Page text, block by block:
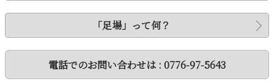
「足場」って何？
電話でのお問い合わせは : 0776-97-5643